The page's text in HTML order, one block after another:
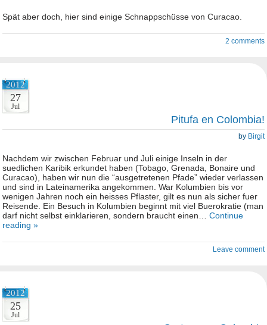
Spät aber doch, hier sind einige Schnappschüsse von Curacao.
2 comments
2012
27
Jul
Pitufa en Colombia!
by Birgit
Nachdem wir zwischen Februar und Juli einige Inseln in der
suedlichen Karibik erkundet haben (Tobago, Grenada, Bonaire und
Curacao), haben wir nun die “ausgetretenen Pfade” wieder verlassen
und sind in Lateinamerika angekommen. War Kolumbien bis vor
wenigen Jahren noch ein heisses Pflaster, gilt es nun als sicher fuer
Reisende. Ein Besuch in Kolumbien beginnt mit viel Buerokratie (man
darf nicht selbst einklarieren, sondern braucht einen… Continue
reading »
Leave comment
2012
25
Jul